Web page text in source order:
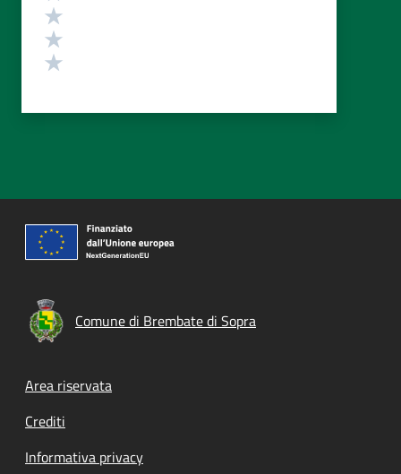
Comune di Brembate di Sopra
Footer menu
Area riservata
Crediti
Informativa privacy